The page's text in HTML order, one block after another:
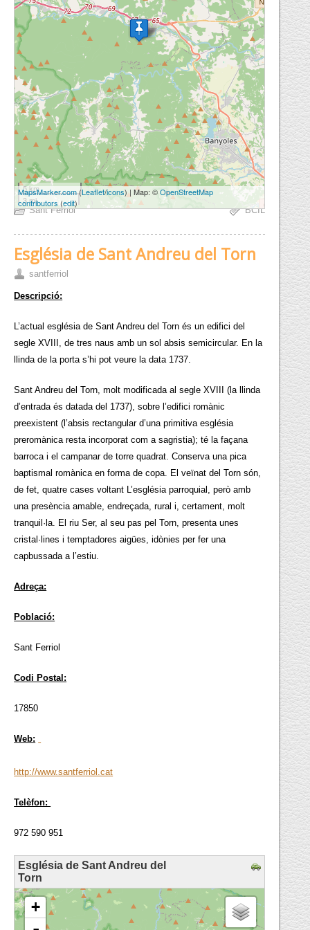
5 km
3 mi
MapsMarker.com(Leaflet/icons) | Map: ©OpenStreetMap
contributors (edit)
Sant Ferriol BCIL
Església de Sant Andreu del Torn
santferriol
Descripció:
L’actual església de Sant Andreu del Torn és un edifici del
segle XVIII, de tres naus amb un sol absis semicircular. En la
llinda de la porta s’hi pot veure la data 1737.
Sant Andreu del Torn, molt modificada al segle XVIII (la llinda
d’entrada és datada del 1737), sobre l’edifici romànic
preexistent (l’absis rectangular d’una primitiva església
preromànica resta incorporat com a sagristia); té la façana
barroca i el campanar de torre quadrat. Conserva una pica
baptismal romànica en forma de copa. El veïnat del Torn són,
de fet, quatre cases voltant L’església parroquial, però amb
una presència amable, endreçada, rural i, certament, molt
tranquil·la. El riu Ser, al seu pas pel Torn, presenta unes
cristal·lines i temptadores aigües, idònies per fer una
capbussada a l’estiu.
Adreça:
Població:
Sant Ferriol
Codi Postal:
17850
Web:
http://www.santferriol.cat
Telèfon:
972 590 951
Església de Sant Andreu del
Torn
loading map - please wait...
+